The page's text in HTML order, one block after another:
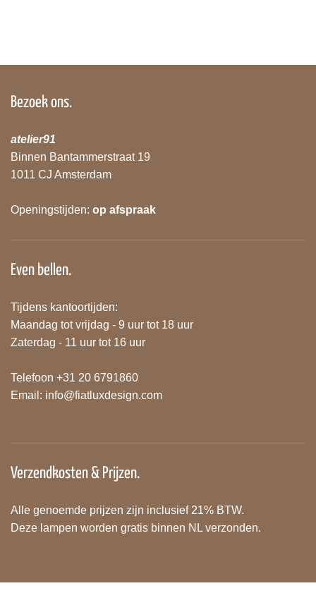
Bezoek ons.
atelier91
Binnen Bantammerstraat 19
1011 CJ Amsterdam
Openingstijden: op afspraak
Even bellen.
Tijdens kantoortijden:
Maandag tot vrijdag - 9 uur tot 18 uur
Zaterdag - 11 uur tot 16 uur
Telefoon +31 20 6791860
Email: info@fiatluxdesign.com
Verzendkosten & Prijzen.
Alle genoemde prijzen zijn inclusief 21% BTW.
Deze lampen worden gratis binnen NL verzonden.